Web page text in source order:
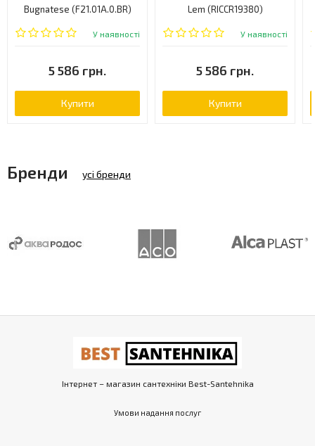
Bugnatese (F21.01A.0.BR)
У наявності
5 586 грн.
Купити
Lem (RICCR19380)
У наявності
5 586 грн.
Купити
Бренди усі бренди
Інтернет – магазин сантехніки Best-Santehnika
Умови надання послуг